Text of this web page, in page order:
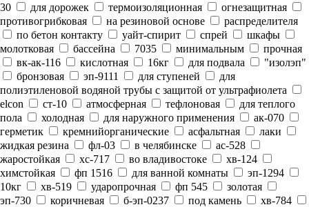
30
для дорожек термоизоляционная
огнезащитная
противогрибковая
на резиновой основе
распределителя
по бетон контакту
уайт-спирит спрей
шкафы
молотковая
бассейна 7035 минимальным
прочная
вк-ак-116
кислотная 16кг для подвала
"изолэп"
бронзовая
эп-9111 для ступеней
для
полиэтиленовой водяной трубы с защитой от ультрафиолета
elcon
ст-10 атмосферная тефлоновая
для теплого
пола
холодная для наружного применения
ак-070
герметик
кремнийорганические асфальтная
лаки
жидкая резина
фл-03 в челябинске
ас-528
жаростойкая
хс-717 во владивостоке
хв-124
химстойкая
фп 1516 для ванной комнаты
эп-1294
10кг
хв-519 ударопрочная фп 545
золотая
эп-730
коричневая б-эп-0237 под камень
хв-784